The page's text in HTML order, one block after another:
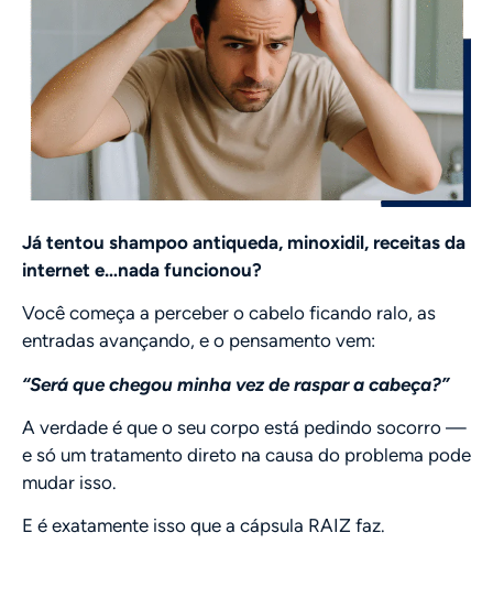
Já tentou shampoo antiqueda, minoxidil, receitas da
internet e…nada funcionou?
Você começa a perceber o cabelo ficando ralo, as
entradas avançando, e o pensamento vem:
“Será que chegou minha vez de raspar a cabeça?”
A verdade é que o seu corpo está pedindo socorro —
e só um tratamento direto na causa do problema pode
mudar isso.
E é exatamente isso que a cápsula RAIZ faz.